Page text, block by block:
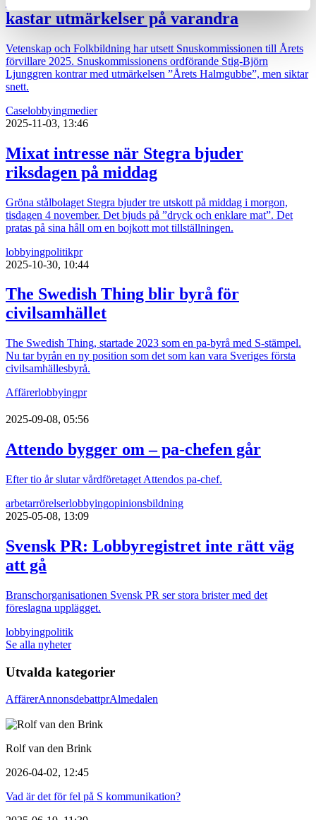
kastar utmärkelser på varandra
Vetenskap och Folkbildning har utsett Snuskommissionen till Årets
förvillare 2025. Snuskommissionens ordförande Stig-Björn
Ljunggren kontrar med utmärkelsen ”Årets Halmgubbe”, men siktar
snett.
Caselobbyingmedier
2025-11-03, 13:46
Mixat intresse när Stegra bjuder
riksdagen på middag
Gröna stålbolaget Stegra bjuder tre utskott på middag i morgon,
tisdagen 4 november. Det bjuds på ”dryck och enklare mat”. Det
pratas på sina håll om en bojkott mot tillställningen.
lobbyingpolitikpr
2025-10-30, 10:44
The Swedish Thing blir byrå för
civilsamhället
The Swedish Thing, startade 2023 som en pa-byrå med S-stämpel.
Nu tar byrån en ny position som det som kan vara Sveriges första
civilsamhällesbyrå.
Affärerlobbyingpr
2025-09-08, 05:56
Attendo bygger om – pa-chefen går
Efter tio år slutar vårdföretaget Attendos pa-chef.
arbetarrörelserlobbyingopinionsbildning
2025-05-08, 13:09
Svensk PR: Lobbyregistret inte rätt väg
att gå
Branschorganisationen Svensk PR ser stora brister med det
föreslagna upplägget.
lobbyingpolitik
Se alla nyheter
Utvalda kategorier
AffärerAnnonsdebattprAlmedalen
Rolf van den Brink
2026-04-02, 12:45
Vad är det för fel på S kommunikation?